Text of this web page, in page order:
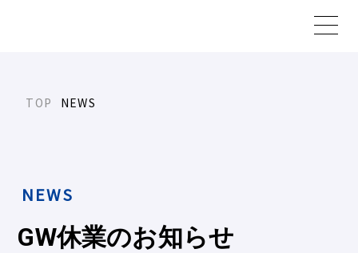
NEWS
NEWS
GW休業のお知 らせ